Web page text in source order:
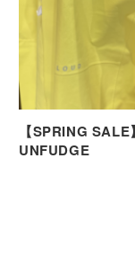
【SPRING
UNFUDGE